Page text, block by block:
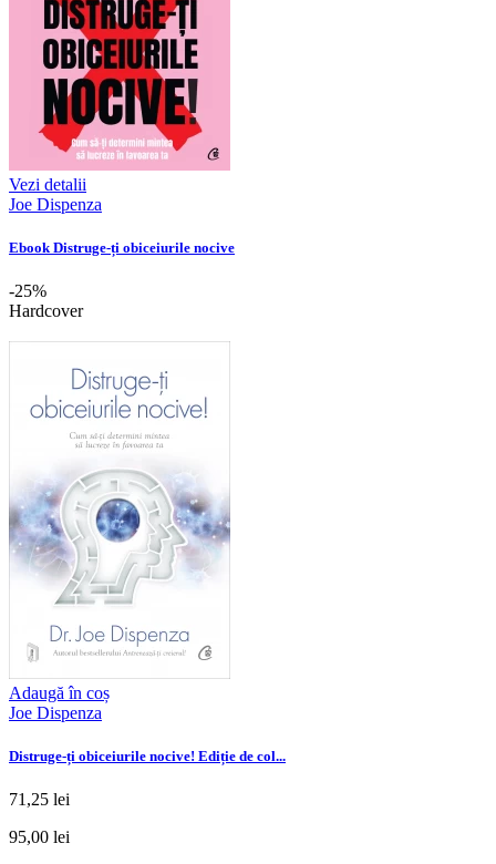
Vezi detalii
Joe Dispenza
Ebook Distruge-ți obiceiurile nocive
-25%
Hardcover
Adaugă în coș
Joe Dispenza
Distruge-ți obiceiurile nocive! Ediție de col...
71,25 lei
95,00 lei